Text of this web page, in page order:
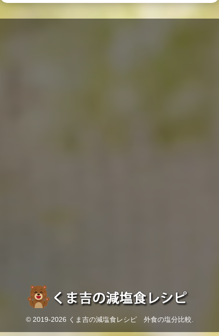
© 2019-2026 くま吉の減塩食レシピ 外食の塩分比較.